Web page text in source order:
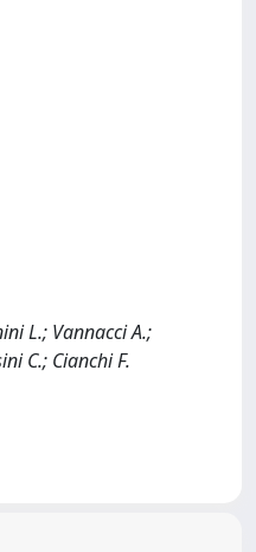
L.; Vannacci A.;
C.; Cianchi F.